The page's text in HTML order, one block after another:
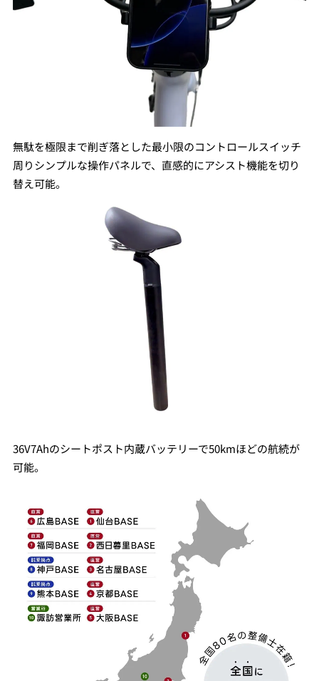
無駄を極限まで削ぎ落とした最小限のコントロールスイッチ
周りシンプルな操作パネルで、直感的にアシスト機能を切り
替え可能。
36V7Ahのシートポスト内蔵バッテリーで50kmほどの航続が
可能。